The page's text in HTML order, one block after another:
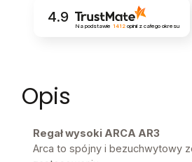
4.9
Na podstawie 1412opinii z całego okresu
Opis
Regał wysoki ARCA AR3
Arca to spójny i bezuchwytowy